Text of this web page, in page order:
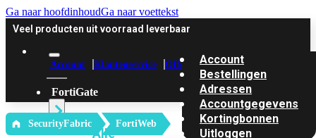
Ga naar hoofdinhoudGa naar voettekst
Veel producten uit voorraad leverbaar
Account Klantenservice Offerte
FortiGate
Alle
Account
Bestellingen
Adressen
Accountgegevens
Kortingbonnen
Uitloggen
‎ SecurityFabric FortiWeb